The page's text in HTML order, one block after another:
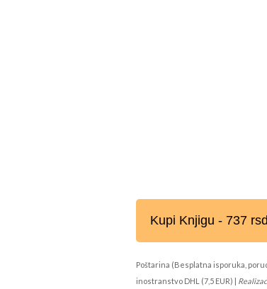
Kupi Knjigu - 737 rsd
Poštarina (Besplatna isporuka,
inostranstvo DHL (7,5 EUR) |